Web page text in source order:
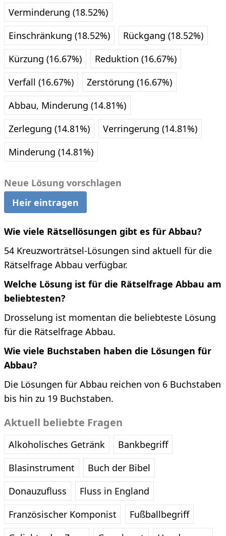
Verminderung (18.52%)
Einschränkung (18.52%)
Rückgang (18.52%)
Kürzung (16.67%)
Reduktion (16.67%)
Verfall (16.67%)
Zerstörung (16.67%)
Abbau, Minderung (14.81%)
Zerlegung (14.81%)
Verringerung (14.81%)
Minderung (14.81%)
Neue Lösung vorschlagen
Heir eintragen
Wie viele Rätsellösungen gibt es für Abbau?
54 Kreuzworträtsel-Lösungen sind aktuell für die
Rätselfrage Abbau verfügbar.
Welche Lösung ist für die Rätselfrage Abbau am
beliebtesten?
Drosselung ist momentan die beliebteste Lösung
für die Rätselfrage Abbau.
Wie viele Buchstaben haben die Lösungen für
Abbau?
Die Lösungen für Abbau reichen von 6 Buchstaben
bis hin zu 19 Buchstaben.
Aktuell beliebte Fragen
Alkoholisches Getränk
Bankbegriff
Blasinstrument
Buch der Bibel
Donauzufluss
Fluss in England
Französischer Komponist
Fußballbegriff